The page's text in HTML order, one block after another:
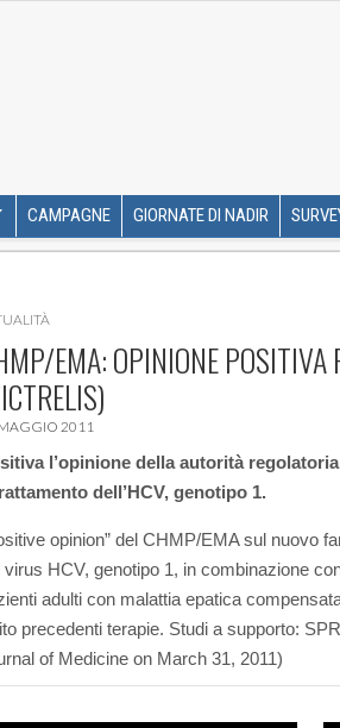
ETS
CAMPAGNE GIORNATE DI NADIR
EMA: OPINIONE POSITIVA
2011
l’opinione della autorità
dell’HCV, genotipo 1.
opinion” del CHMP/EMA sul nuovo
virus HCV, genotipo 1, in combinazione
adulti con malattia epatica
precedenti terapie. Studi a supporto:
of Medicine on March 31, 2011)